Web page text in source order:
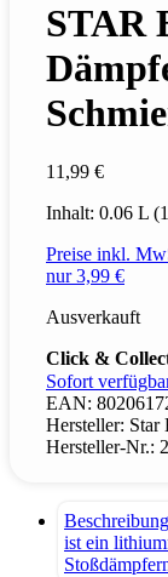
STAR
11,99 €
Inhalt: 0.06 L
Preise inkl.
nur 3,99 €
Ausverkauft
Click &
Sofort
EAN:
Hersteller: Star
Hersteller-Nr.:
Beschreibung
ist ein